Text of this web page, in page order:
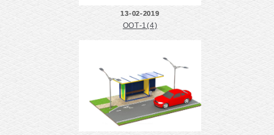
13-02-2019
ООТ-1(4)